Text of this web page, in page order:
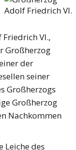
VI.,
Großherzog
der
seiner
Großherzogs
Großherzog
Nachkommen
Leiche des